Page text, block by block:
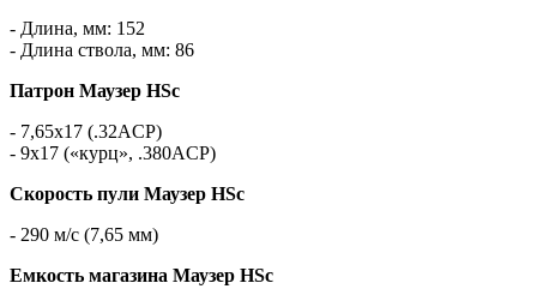
- Длина, мм: 152
- Длина ствола, мм: 86
Патрон Маузер HSc
- 7,65x17 (.32ACP)
- 9x17 («курц», .380ACP)
Скорость пули Маузер HSc
- 290 м/с (7,65 мм)
Емкость магазина Маузер HSc